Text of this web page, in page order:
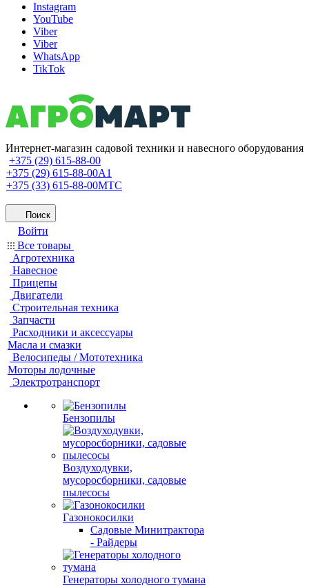
Instagram
YouTube
Viber
Viber
WhatsApp
TikTok
Интернет-магазин садовой техники и навесного оборудования
+375 (29) 615-88-00
+375 (29) 615-88-00A1
+375 (33) 615-88-00МТС
Поиск
Войти
Все товары
Агротехника
Навесное
Прицепы
Двигатели
Строительная техника
Запчасти
Расходники и аксессуары
Масла и смазки
Велосипеды / Мототехника
Моторы лодочные
Электротранспорт
Бензопилы
Воздуходувки,
мусоросборники, cадовые
пылесосы
Газонокосилки
Садовые Минитрактора
- Райдеры
Генераторы холодного тумана